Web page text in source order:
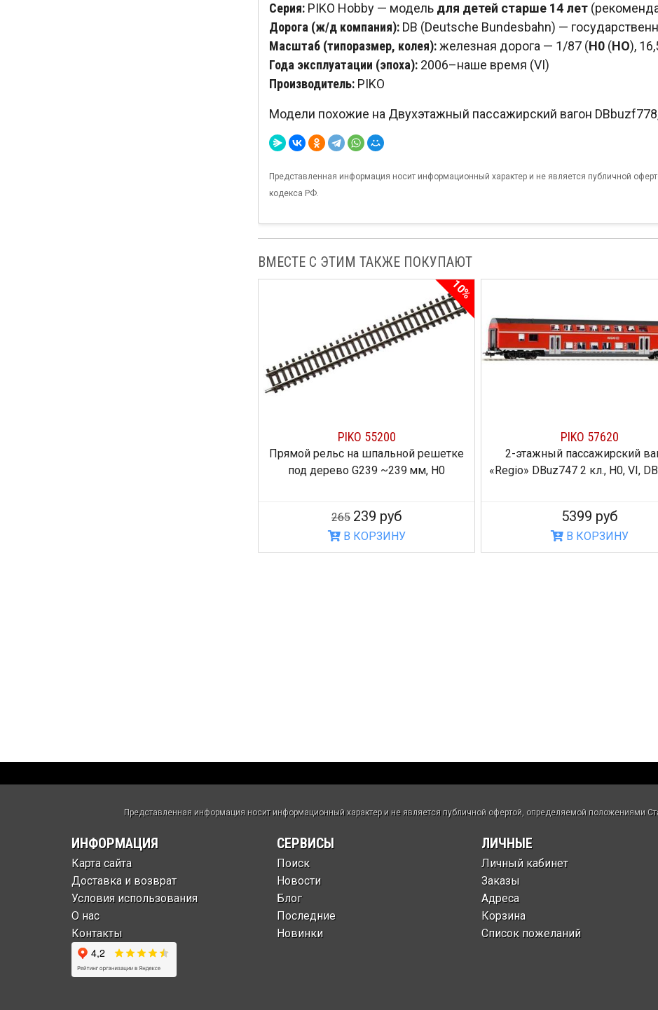
Серия: PIKO Hobby — модель для детей старше 14 лет
Дорога (ж/д компания): DB (Deutsche Bundesbahn) —
Масштаб (типоразмер, колея):железная дорога — 1/87 (H0 (HO),
Года эксплуатации (эпоха): 2006–наше время (VI)
Производитель: PIKO
Модели похожие на Двухэтажный пассажирский вагон DBbuzf778,
Представленная информация носит информационный характер и не является публичной
кодекса РФ.
ВМЕСТЕ С ЭТИМ ТАКЖЕ ПОКУПАЮТ
PIKO 55200
Прямой рельс на шпальной решетке
под дерево G239 ~239 мм, H0
10%
265 239 руб
В КОРЗИНУ
PIKO 57620
2-этажный пассажирский
«Regio» DBuz747 2 кл., H0, VI,
5399 руб
В КОРЗИНУ
Представленная информация носит информационный характер и не является публичной офертой, определяемой положениями
ИНФОРМАЦИЯ
Карта сайта
Доставка и возврат
Условия использования
О нас
Контакты
СЕРВИСЫ
Поиск
Новости
Блог
Последние
Новинки
ЛИЧНЫЕ
Личный кабинет
Заказы
Адреса
Корзина
Список пожеланий